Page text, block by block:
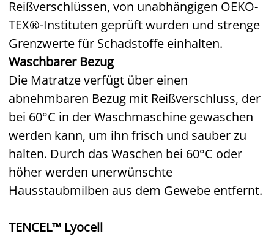
Reißverschlüssen, von unabhängigen OEKO-
TEX®-Instituten geprüft wurden und strenge
Grenzwerte für Schadstoffe einhalten.
Waschbarer Bezug
Die Matratze verfügt über einen
abnehmbaren Bezug mit Reißverschluss, der
bei 60°C in der Waschmaschine gewaschen
werden kann, um ihn frisch und sauber zu
halten. Durch das Waschen bei 60°C oder
höher werden unerwünschte
Hausstaubmilben aus dem Gewebe entfernt.
TENCEL™ Lyocell